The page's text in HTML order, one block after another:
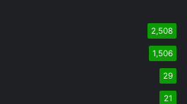
2,508
1,506
29
21